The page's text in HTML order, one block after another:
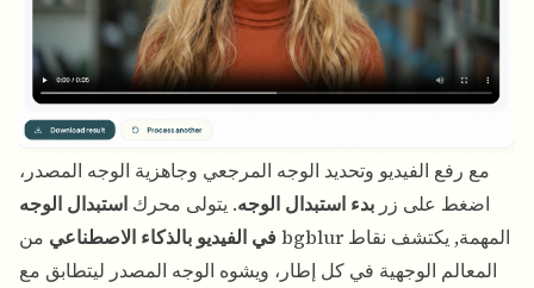
مع رفع الفيديو وتحديد الوجه المرجعي وجاهزية الوجه المصدر،
اضغط على زر بدء استبدال الوجه. يتولى محرك استبدال الوجه
في الفيديو بالذكاء الاصطناعي من bgblur المهمة, يكتشف نقاط
المعالم الوجهية في كل إطار، ويشوه الوجه المصدر ليتطابق مع